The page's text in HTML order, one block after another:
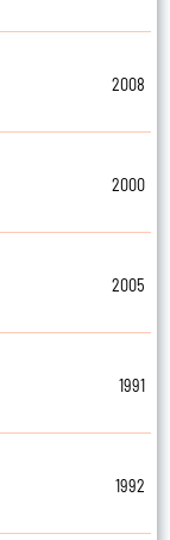
2008
2000
2005
1991
1992